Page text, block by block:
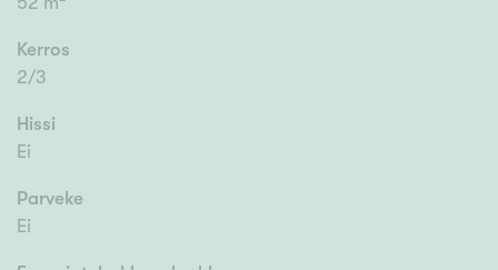
Kerros
2/3
Hissi
Ei
Parveke
Ei